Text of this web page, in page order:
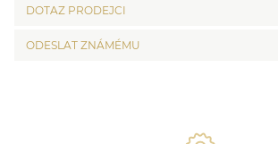
DOTAZ PRODEJCI
ODESLAT ZNÁMÉMU